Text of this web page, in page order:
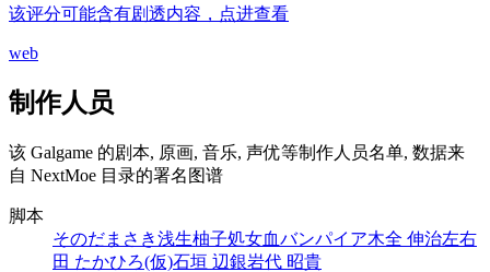
该评分可能含有剧透内容，点进查看
web
制作人员
该 Galgame 的剧本, 原画, 音乐, 声优等制作人员名单, 数据来
自 NextMoe 目录的署名图谱
脚本
そのだまさき浅生柚子処女血バンパイア木全 伸治左右
田 たかひろ(仮)石垣 辺銀岩代 昭貴